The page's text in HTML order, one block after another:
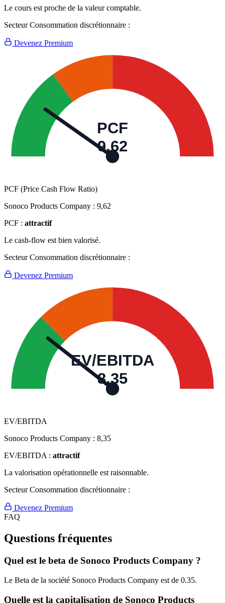
Le cours est proche de la valeur comptable.
Secteur Consommation discrétionnaire :
Devenez Premium
PCF
9,62
PCF (Price Cash Flow Ratio)
Sonoco Products Company : 9,62
PCF : attractif
Le cash-flow est bien valorisé.
Secteur Consommation discrétionnaire :
Devenez Premium
EV/EBITDA
8,35
EV/EBITDA
Sonoco Products Company : 8,35
EV/EBITDA : attractif
La valorisation opérationnelle est raisonnable.
Secteur Consommation discrétionnaire :
Devenez Premium
FAQ
Questions fréquentes
Quel est le beta de Sonoco Products Company ?
Le Beta de la société Sonoco Products Company est de 0.35.
Quelle est la capitalisation de Sonoco Products